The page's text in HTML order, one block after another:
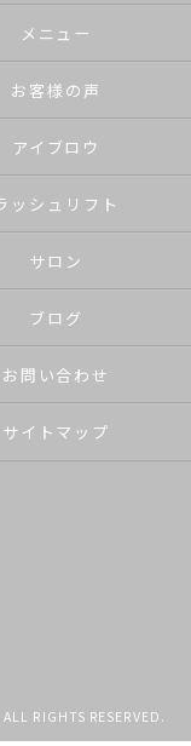
メニュー
お客様の声
アイブロウ
ッシュリフト
サロン
ブログ
お問い合わせ
サイトマップ
RIGHTS RESERVED.